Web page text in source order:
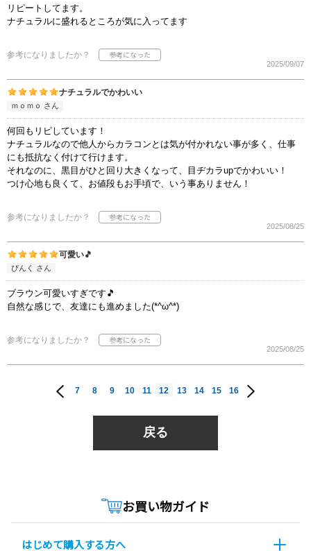
リピートしてます。
ナチュラルに盛れるところが気に入ってます
参考になりましたか？
2025/09/07
ナチュラルでかわいい
ｍｏｍｏ さん
何回もリピしています！
ナチュラルなので他人からカラコンとは気が付かれない事が多く、仕事
にも抵抗なく付けて行けます。
それなのに、黒目がひと回り大きくなって、目ヂカラupでかわいい！
つけ心地も良くて、お値段もお手頃で、いう事ありません！
参考になりましたか？
2025/08/25
可愛い🎵
ぴんく さん
ブラウン可愛いすぎです🎵
自然な感じで、友達にも進めました(*^ω^*)
参考になりましたか？
2025/08/25
7 8 9 10 11 12 13 14 15 16
戻る
お買い物ガイド
はじめて購入する方へ